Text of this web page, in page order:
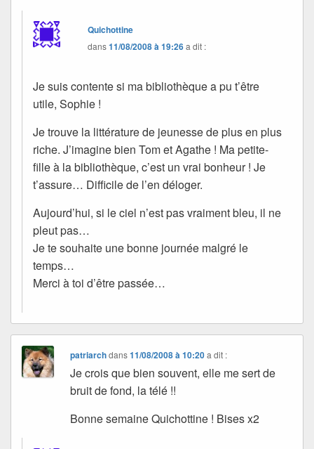
Quichottine
dans11/08/2008 à 19:26a dit :
Je suis contente si ma bibliothèque a pu t’être
utile, Sophie !
Je trouve la littérature de jeunesse de plus en plus
riche. J’imagine bien Tom et Agathe ! Ma petite-
fille à la bibliothèque, c’est un vrai bonheur ! Je
t’assure… Difficile de l’en déloger.
Aujourd’hui, si le ciel n’est pas vraiment bleu, il ne
pleut pas…
Je te souhaite une bonne journée malgré le
temps…
Merci à toi d’être passée…
patriarchdans11/08/2008 à 10:20 a dit :
Je crois que bien souvent, elle me sert de
bruit de fond, la télé !!
Bonne semaine Quichottine ! Bises x2